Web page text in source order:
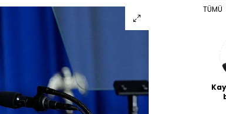
TÜMÜ